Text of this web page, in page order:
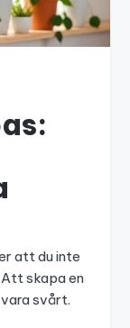
att du inte
skapa en
svårt.